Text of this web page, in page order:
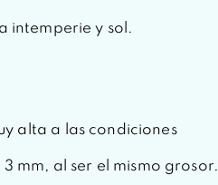
intemperie y sol.
alta a las condiciones
mm, al ser el mismo grosor.